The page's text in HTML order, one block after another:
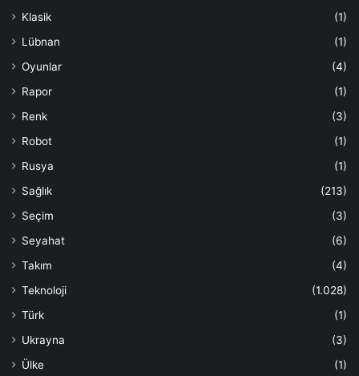
Klasik
(1)
Lübnan
(1)
Oyunlar
(4)
Rapor
(1)
Renk
(3)
Robot
(1)
Rusya
(1)
Sağlık
(213)
Seçim
(3)
Seyahat
(6)
Takım
(4)
Teknoloji
(1.028)
Türk
(1)
Ukrayna
(3)
Ülke
(1)